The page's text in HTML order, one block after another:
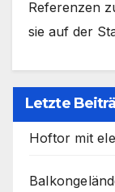
Referenzen
sie auf der
Letzte
Hoftor mit